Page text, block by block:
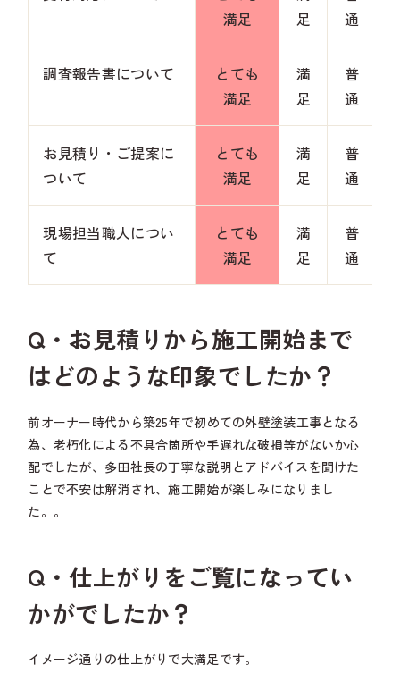
満足
足
通
調査報告書について
とても
満足
満
足
普
通
お見積り・ご提案に
ついて
とても
満足
満
足
普
通
現場担当職人につい
て
とても
満足
満
足
普
通
Q・お見積りから施工開始まで
はどのような印象でしたか？
前オーナー時代から築25年で初めての外壁塗装工事となる
為、老朽化による不具合箇所や手遅れな破損等がないか心
配でしたが、多田社長の丁寧な説明とアドバイスを聞けた
ことで不安は解消され、施工開始が楽しみになりまし
た。。
Q・仕上がりをご覧になってい
かがでしたか？
イメージ通りの仕上がりで大満足です。